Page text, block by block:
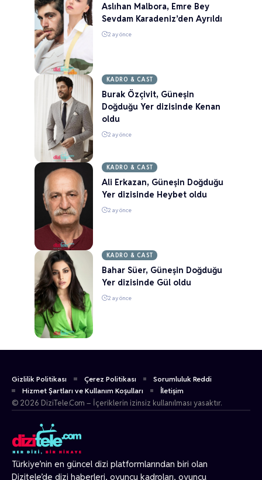
Aslıhan Malbora, Emre Bey
Sevdam Karadeniz’den Ayrıldı
2 ay önce
KADRO & CAST
Burak Özçivit, Güneşin
Doğduğu Yer dizisinde Kenan
oldu
2 ay önce
KADRO & CAST
Ali Erkazan, Güneşin Doğduğu
Yer dizisinde Heybet oldu
2 ay önce
KADRO & CAST
Bahar Süer, Güneşin Doğduğu
Yer dizisinde Gül oldu
2 ay önce
Türkiye’nin en güncel dizi platformlarından biri olan
Dizitele’de dizi haberleri, oyuncu kadroları, oyuncu
Gizlilik Politikası Çerez Politikası
Sorumluluk Reddi
Hizmet Şartları ve Kullanım Koşulları
İletişim
© 2026 DiziTele.Com – İçeriklerin izinsiz kullanılması yasaktır.